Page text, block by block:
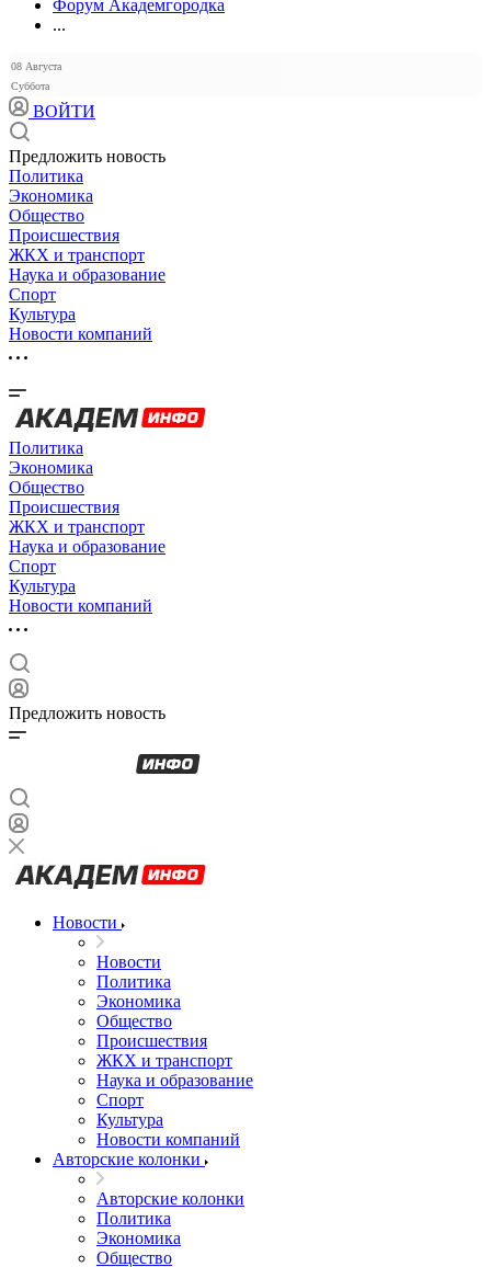
Форум Академгородка
...
08 Августа
Суббота
ВОЙТИ
Предложить новость
Политика
Экономика
Общество
Происшествия
ЖКХ и транспорт
Наука и образование
Спорт
Культура
Новости компаний
Политика
Экономика
Общество
Происшествия
ЖКХ и транспорт
Наука и образование
Спорт
Культура
Новости компаний
Предложить новость
Новости
Новости
Политика
Экономика
Общество
Происшествия
ЖКХ и транспорт
Наука и образование
Спорт
Культура
Новости компаний
Авторские колонки
Авторские колонки
Политика
Экономика
Общество